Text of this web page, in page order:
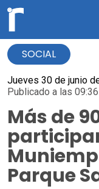
SOCIAL
Jueves 30 de junio
Publicado a las
Más de
Parque